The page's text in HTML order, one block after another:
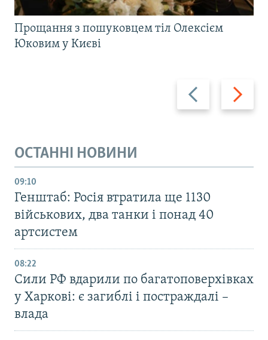
Назад Вперед
Прощання з пошуковцем тіл Олексієм
Юковим у Києві
ОСТАННІ НОВИНИ
09:10
Генштаб: Росія втратила ще 1130
військових, два танки і понад 40
артсистем
08:22
Сили РФ вдарили по багатоповерхівках
у Харкові: є загиблі і постраждалі –
влада